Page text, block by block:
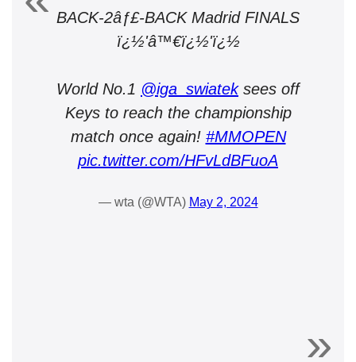
BACK-2âƒ£-BACK Madrid FINALS
ï¿½'‍â™€ï¿½'ï¿½
World No.1 @iga_swiateksees off
Keys to reach the championship
match once again! #MMOPEN
pic.twitter.com/HFvLdBFuoA
— wta (@WTA) May 2, 2024